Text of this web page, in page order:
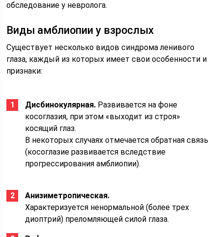
обследование у невролога.
Виды амблиопии у взрослых
Существует несколько видов синдрома ленивого
глаза, каждый из которых имеет свои особенности и
признаки:
Дисбинокулярная. Развивается на фоне
косоглазия, при этом «выходит из строя»
косящий глаз.
В некоторых случаях отмечается обратная связь
(косоглазие развивается вследствие
прогрессирования амблиопии).
Анизиметропическая.
Характеризуется ненормальной (более трех
диоптрий) преломляющей силой глаза.